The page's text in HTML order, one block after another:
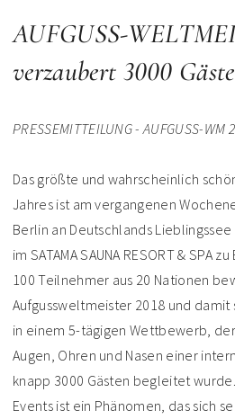
AUFGUSS-
verzaubert 3000
PRESSEMITTEILUNG - AUFGUSS-WM
Das größte und wahrscheinlich
Jahres ist am vergangenen
Berlin an Deutschlands
im SATAMA SAUNA RESORT & SPA
100 Teilnehmer aus 20 Nationen
Aufgussweltmeister 2018 und damit
in einem 5-tägigen Wettbewerb,
Augen, Ohren und Nasen einer
knapp 3000 Gästen begleitet
Events ist ein Phänomen, das sich